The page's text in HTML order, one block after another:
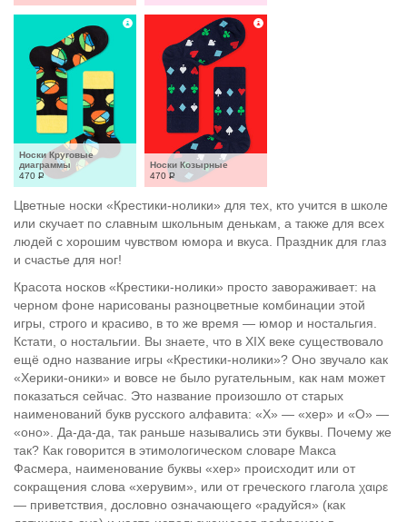
Носки Круговые
диаграммы
470 Р
Носки Козырные
470 Р
Цветные носки «Крестики-нолики» для тех, кто учится в школе
или скучает по славным школьным денькам, а также для всех
людей с хорошим чувством юмора и вкуса. Праздник для глаз
и счастье для ног!
Красота носков «Крестики-нолики» просто завораживает: на
черном фоне нарисованы разноцветные комбинации этой
игры, строго и красиво, в то же время — юмор и ностальгия.
Кстати, о ностальгии. Вы знаете, что в XIX веке существовало
ещё одно название игры «Крестики-нолики»? Оно звучало как
«Херики-оники» и вовсе не было ругательным, как нам может
показаться сейчас. Это название произошло от старых
наименований букв русского алфавита: «Х» — «хер» и «О» —
«оно». Да-да-да, так раньше назывались эти буквы. Почему же
так? Как говорится в этимологическом словаре Макса
Фасмера, наименование буквы «хер» происходит или от
сокращения слова «херувим», или от греческого глагола χαιρε
— приветствия, дословно означающего «радуйся» (как